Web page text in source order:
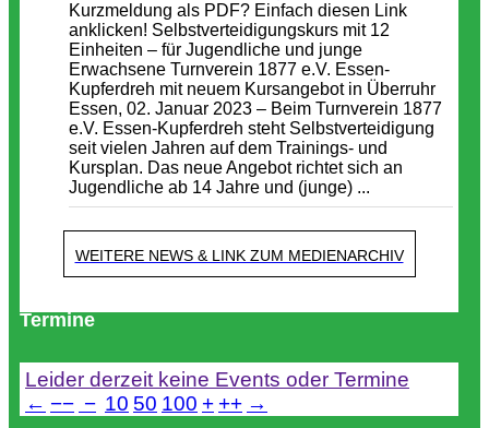
Kurzmeldung als PDF? Einfach diesen Link
anklicken! Selbstverteidigungskurs mit 12
Einheiten – für Jugendliche und junge
Erwachsene Turnverein 1877 e.V. Essen-
Kupferdreh mit neuem Kursangebot in Überruhr
Essen, 02. Januar 2023 – Beim Turnverein 1877
e.V. Essen-Kupferdreh steht Selbstverteidigung
seit vielen Jahren auf dem Trainings- und
Kursplan. Das neue Angebot richtet sich an
Jugendliche ab 14 Jahre und (junge) ...
WEITERE NEWS & LINK ZUM MEDIENARCHIV
Termine
Leider derzeit keine Events oder Termine
← −− − 10 50 100 + ++ →